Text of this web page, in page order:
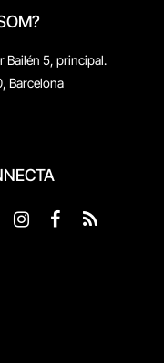
Bailén 5, principal.
Barcelona
InstagramFacebook
RSS